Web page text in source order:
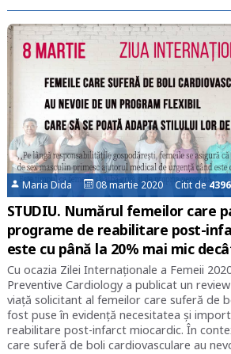
Maria Dida 08 martie 2020 Citit de 4396
STUDIU. Numărul femeilor care
programe de reabilitare post-
este cu până la 20% mai mic
Cu ocazia Zilei Internaționale a Femeii
Preventive Cardiology a publicat un
viață solicitant al femeilor care suferă de
fost puse în evidență necesitatea și
reabilitare post-infarct miocardic. În
care suferă de boli cardiovasculare au